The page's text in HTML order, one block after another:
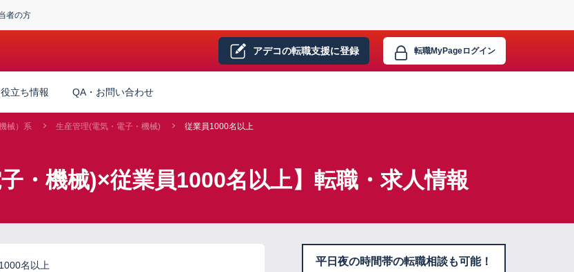
者の方
アデコの転職支援に登録 転職MyPageログイン
立ち情報 QA・お問い合わせ
械）系 生産管理(電気・電子・機械) 従業員1000名以上
・機械)×従業員1000名以上】転職・求人情報
名以上
平日夜の時間帯の転職相談も可能！